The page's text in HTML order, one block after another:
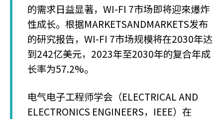
的需求日益显著，WI-FI 7市场即将迎來爆炸
性成长。根据MARKETSANDMARKETS发布
的研究报告，WI-FI 7市场规模将在2030年达
到242亿美元，2023年至2030年的复合年成
长率为57.2%。
电气电子工程师学会（ELECTRICAL AND
ELECTRONICS ENGINEERS，IEEE）在